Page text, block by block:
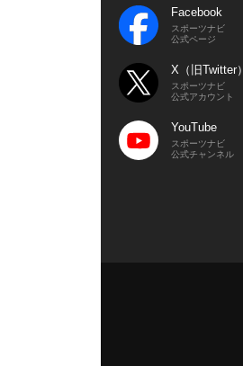
Facebook
スポーツナビ
公式ページ
X（旧Twitter）
スポーツナビ
公式アカウント
YouTube
スポーツナビ
公式チャンネル